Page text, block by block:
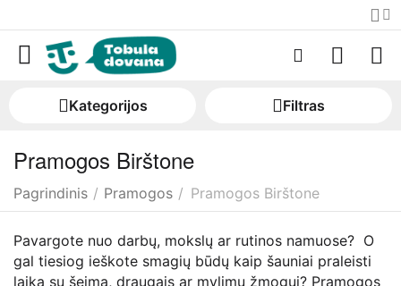
Kategorijos Filtras
Pramogos Birštone
Pagrindinis / Pramogos / Pramogos Birštone
Pavargote nuo darbų, mokslų ar rutinos namuose? O
gal tiesiog ieškote smagių būdų kaip šauniai praleisti
laiką su šeima, draugais ar mylimu žmogui? Pramogos